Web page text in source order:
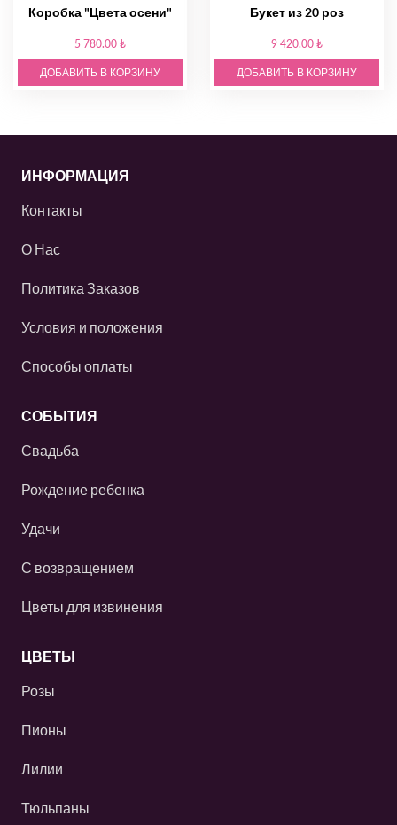
Коробка "Цвета осени"
5 780.00 ₺
ДОБАВИТЬ В КОРЗИНУ
Букет из 20 роз
9 420.00 ₺
ДОБАВИТЬ В КОРЗИНУ
ИНФОРМАЦИЯ
Контакты
О Нас
Политика Заказов
Условия и положения
Способы оплаты
СОБЫТИЯ
Свадьба
Рождение ребенка
Удачи
С возвращением
Цветы для извинения
ЦВЕТЫ
Розы
Пионы
Лилии
Тюльпаны